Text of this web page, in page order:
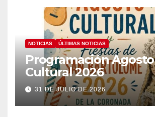
NOTICIAS ÚLTIMAS NOTICIAS
Programación Agosto
Cultural 2026
31 DE JULIO DE 2026